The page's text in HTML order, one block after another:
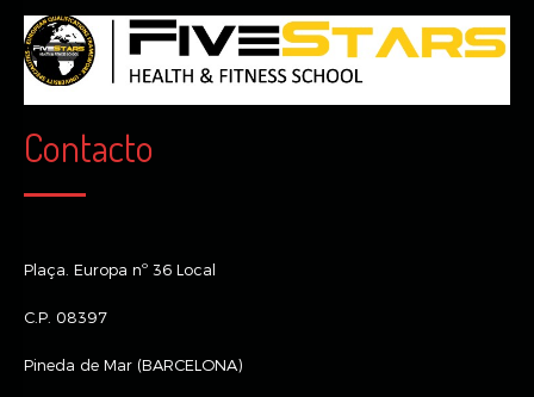
Contacto
Plaça. Europa nº 36 Local
C.P. 08397
Pineda de Mar (BARCELONA)